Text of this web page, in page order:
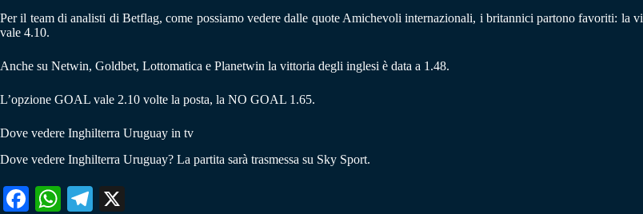
Per il team di analisti di Betflag, come possiamo vedere dalle quote Amichevoli internazionali, i britannici partono favoriti: la
vale 4.10.
Anche su Netwin, Goldbet, Lottomatica e Planetwin la vittoria degli inglesi è data a 1.48.
L’opzione GOAL vale 2.10 volte la posta, la NO GOAL 1.65.
Dove vedere Inghilterra Uruguay in tv
Dove vedere Inghilterra Uruguay? La partita sarà trasmessa su Sky Sport.
Fa W
Te